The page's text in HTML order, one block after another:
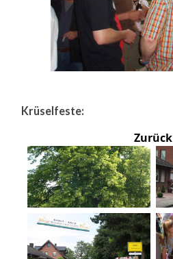
Krüselfeste:
Zurück